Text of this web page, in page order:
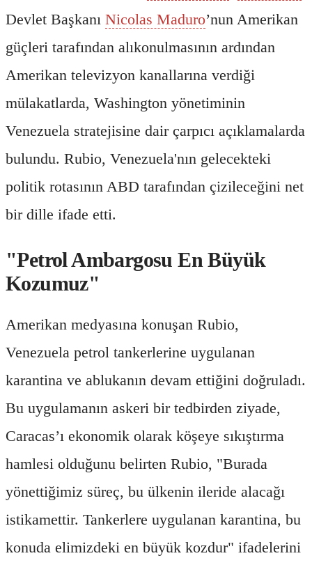
Devlet Başkanı Nicolas Maduro’nun Amerikan
güçleri tarafından alıkonulmasının ardından
Amerikan televizyon kanallarına verdiği
mülakatlarda, Washington yönetiminin
Venezuela stratejisine dair çarpıcı açıklamalarda
bulundu. Rubio, Venezuela'nın gelecekteki
politik rotasının ABD tarafından çizileceğini net
bir dille ifade etti.
"Petrol Ambargosu En Büyük
Kozumuz"
Amerikan medyasına konuşan Rubio,
Venezuela petrol tankerlerine uygulanan
karantina ve ablukanın devam ettiğini doğruladı.
Bu uygulamanın askeri bir tedbirden ziyade,
Caracas’ı ekonomik olarak köşeye sıkıştırma
hamlesi olduğunu belirten Rubio, "Burada
yönettiğimiz süreç, bu ülkenin ileride alacağı
istikamettir. Tankerlere uygulanan karantina, bu
konuda elimizdeki en büyük kozdur" ifadelerini